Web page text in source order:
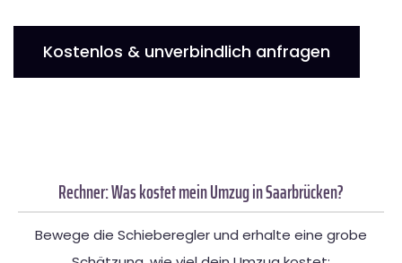
Kostenlos & unverbindlich anfragen
Rechner: Was kostet mein Umzug in Saarbrücken?
Bewege die Schieberegler und erhalte eine grobe